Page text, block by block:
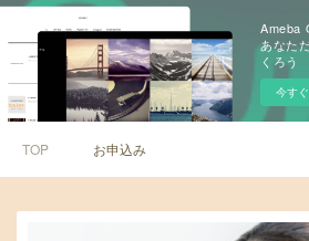
Ameba
あなた
くろう
今す
TOP お申込み